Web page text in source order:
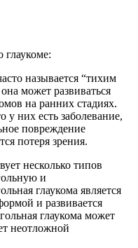
глаукоме:
называется “тихим
может развиваться
на ранних стадиях.
них есть заболевание,
повреждение
потеря зрения.
несколько типов
и
глаукома является
и развивается
глаукома может
неотложной